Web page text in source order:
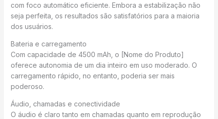
com foco automático eficiente. Embora a estabilização não
seja perfeita, os resultados são satisfatórios para a maioria
dos usuários.
Bateria e carregamento
Com capacidade de 4500 mAh, o [Nome do Produto]
oferece autonomia de um dia inteiro em uso moderado. O
carregamento rápido, no entanto, poderia ser mais
poderoso.
Áudio, chamadas e conectividade
O áudio é claro tanto em chamadas quanto em reprodução